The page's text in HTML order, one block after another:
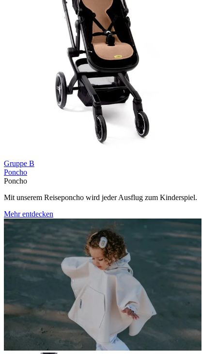
Gruppe B
Poncho
Poncho
Mit unserem Reiseponcho wird jeder Ausflug zum Kinderspiel.
Mehr entdecken